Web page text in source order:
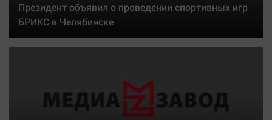
Президент объявил о проведении спортивных игр
БРИКС в Челябинске